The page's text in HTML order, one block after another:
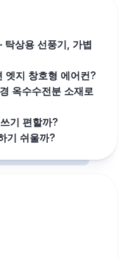
탁상용 선풍기, 가볍
엣지 창호형 에어컨?
옥수수전분 소재로
기 편할까?
기 쉬울까?